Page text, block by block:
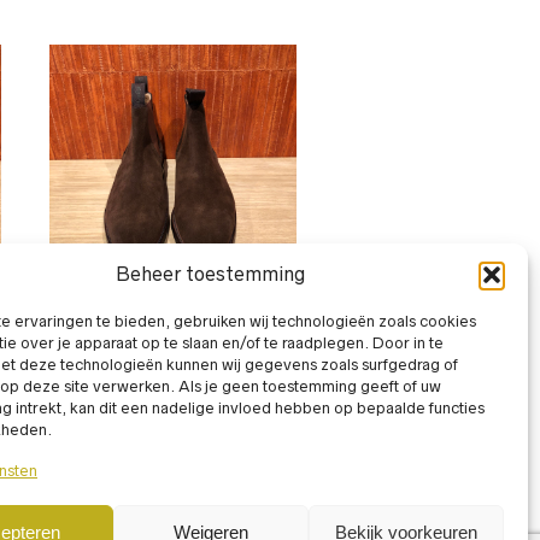
Beheer toestemming
ervaringen te bieden, gebruiken wij technologieën zoals cookies
over je apparaat op te slaan en/of te raadplegen. Door in te
deze technologieën kunnen wij gegevens zoals surfgedrag of
deze site verwerken. Als je geen toestemming geeft of uw
intrekt, kan dit een nadelige invloed hebben op bepaalde functies
Weigeren Bekijk voorkeuren
BOOTIES,LAARZEN
Loake Chatsworth tobacco
suede
€ 420,00 incl. BTW